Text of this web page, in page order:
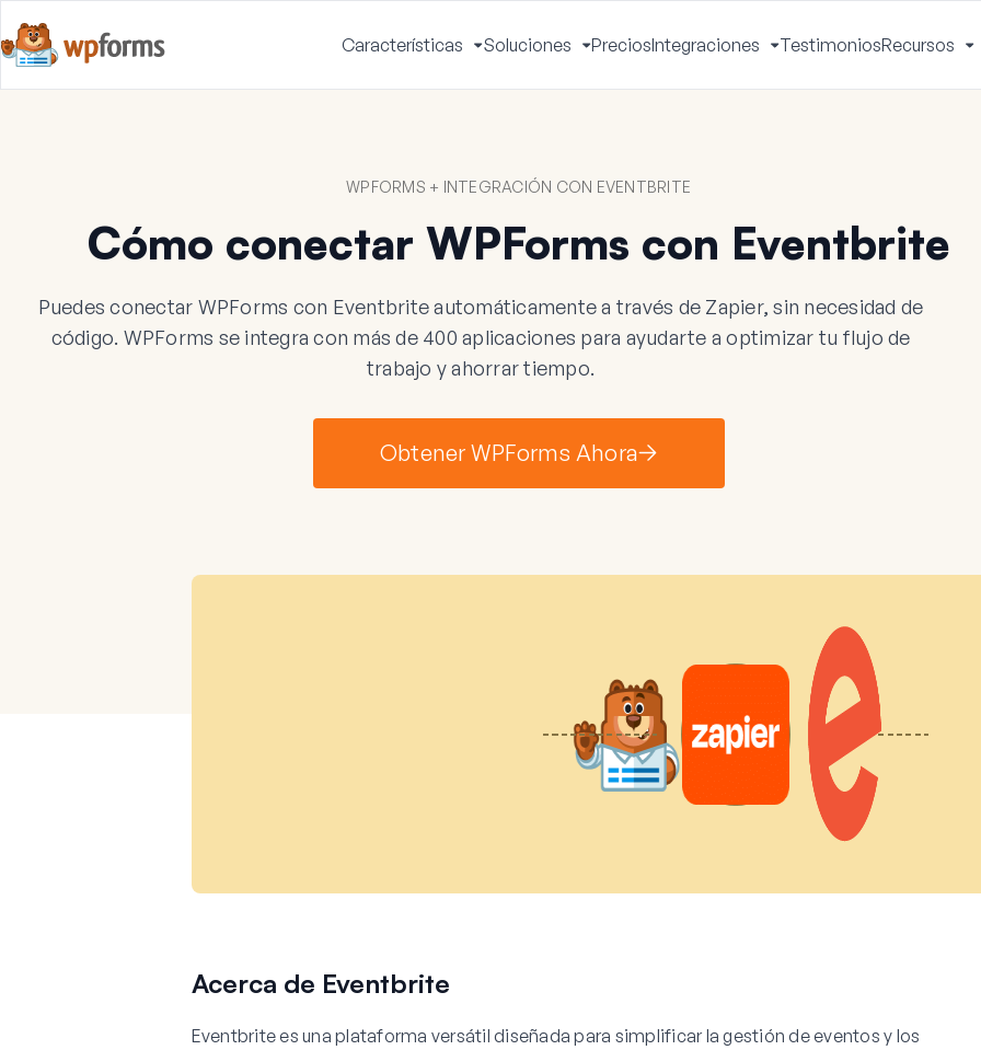
Características
Activar
menú
Soluciones
Activar
menú
PreciosIntegraciones
Activar
menú
TestimoniosRecursos
WPFORMS + INTEGRACIÓN CON EVENTBRITE
Cómo conectar WPForms con Eventbrite
Puedes conectar WPForms con Eventbrite automáticamente a través de Zapier, sin necesidad de
código. WPForms se integra con más de 400 aplicaciones para ayudarte a optimizar tu flujo de
trabajo y ahorrar tiempo.
Obtener WPForms Ahora
Acerca de Eventbrite
Eventbrite es una plataforma versátil diseñada para simplificar la gestión de eventos y los